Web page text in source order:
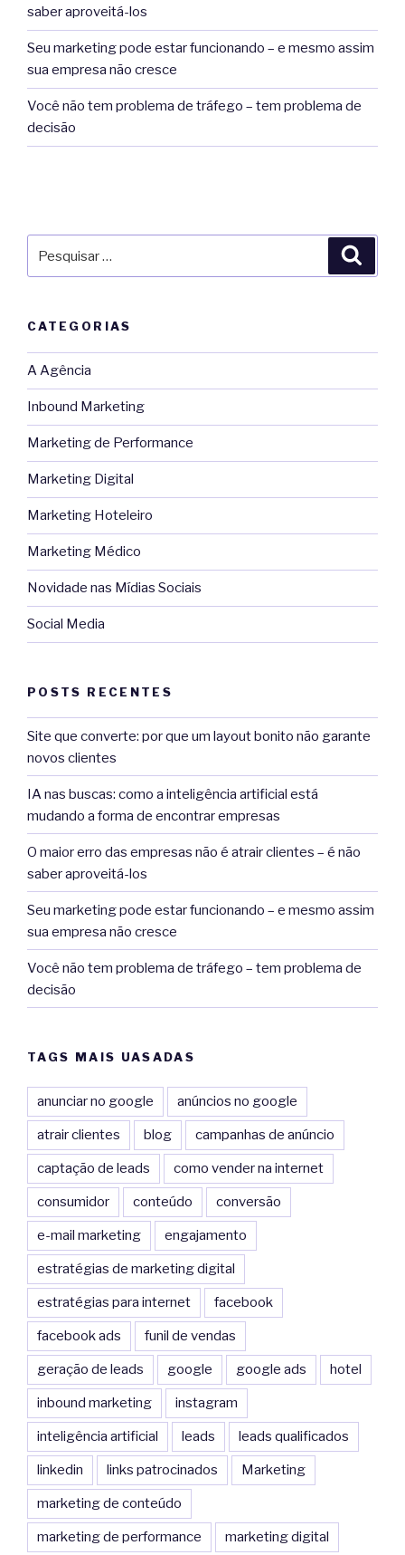
saber aproveitá-los
Seu marketing pode estar funcionando – e mesmo assim
sua empresa não cresce
Você não tem problema de tráfego – tem problema de
decisão
CATEGORIAS
A Agência
Inbound Marketing
Marketing de Performance
Marketing Digital
Marketing Hoteleiro
Marketing Médico
Novidade nas Mídias Sociais
Social Media
POSTS RECENTES
Site que converte: por que um layout bonito não garante
novos clientes
IA nas buscas: como a inteligência artificial está
mudando a forma de encontrar empresas
O maior erro das empresas não é atrair clientes – é não
saber aproveitá-los
Seu marketing pode estar funcionando – e mesmo assim
sua empresa não cresce
Você não tem problema de tráfego – tem problema de
decisão
TAGS MAIS UASADAS
anunciar no google anúncios no google
atrair clientes blog campanhas de anúncio
captação de leads como vender na internet
consumidor conteúdo conversão
e-mail marketing engajamento
estratégias de marketing digital
estratégias para internet facebook
facebook ads funil de vendas
geração de leads google google ads hotel
inbound marketing instagram
inteligência artificial leads leads qualificados
linkedin links patrocinados Marketing
marketing de conteúdo
marketing de performance marketing digital